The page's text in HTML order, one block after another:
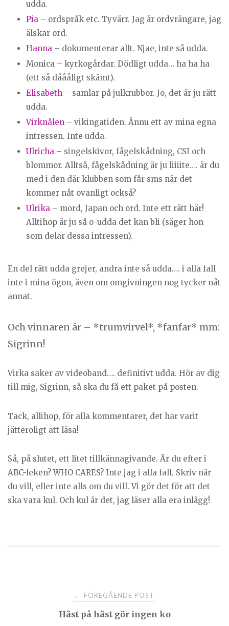
udda.
Pia – ordspråk etc. Tyvärr. Jag är ordvrängare, jag
älskar ord.
Hanna – dokumenterar allt. Njae, inte så udda.
Monica – kyrkogårdar. Dödligt udda… ha ha ha
(ett så dåååligt skämt).
Elisabeth – samlar på julkrubbor. Jo, det är ju rätt
udda.
Virknålen – vikingatiden. Ännu ett av mina egna
intressen. Inte udda.
Ulricha – singelskivor, fågelskådning, CSI och
blommor. Alltså, fågelskådning är ju liiiite…. är du
med i den där klubben som får sms när det
kommer nåt ovanligt också?
Ulrika – mord, Japan och ord. Inte ett rätt här!
Alltihop är ju så o-udda det kan bli (säger hon
som delar dessa intressen).
En del rätt udda grejer, andra inte så udda…. i alla fall
inte i mina ögon, även om omgivningen nog tycker nåt
annat.
Och vinnaren är – *trumvirvel*, *fanfar* mm:
Sigrinn!
Virka saker av videoband…. definitivt udda. Hör av dig
till mig, Sigrinn, så ska du få ett paket på posten.
Tack, allihop, för alla kommentarer, det har varit
jätteroligt att läsa!
Så, på slutet, ett litet tillkännagivande. Är du efter i
ABC-leken? WHO CARES? Inte jag i alla fall. Skriv när
du vill, eller inte alls om du vill. Vi gör det för att det
ska vara kul. Och kul är det, jag läser alla era inlägg!
navigation
← FÖREGÅENDE POST
Häst på häst gör ingen ko